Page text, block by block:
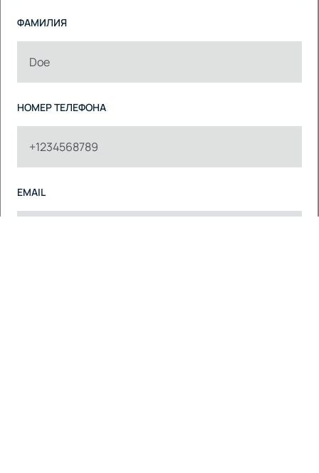
ФАМИЛИЯ
НОМЕР ТЕЛЕФОНА
EMAIL